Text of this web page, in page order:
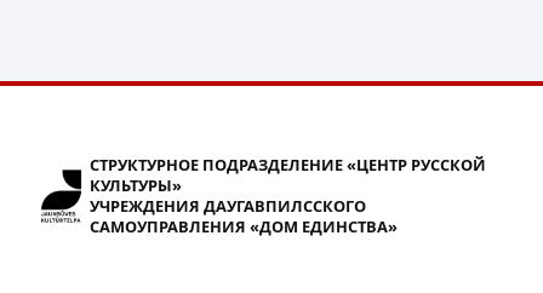
СТРУКТУРНОЕ ПОДРАЗДЕЛЕНИЕ «ЦЕНТР РУССКОЙ
КУЛЬТУРЫ»
УЧРЕЖДЕНИЯ ДАУГАВПИЛССКОГО
САМОУПРАВЛЕНИЯ «ДОМ ЕДИНСТВА»